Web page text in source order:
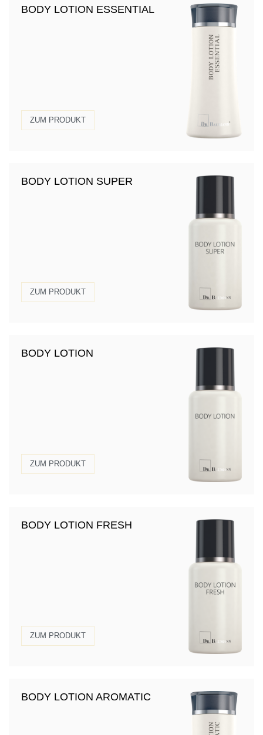
BODY LOTION ESSENTIAL
ZUM PRODUKT
BODY LOTION SUPER
ZUM PRODUKT
BODY LOTION
ZUM PRODUKT
BODY LOTION FRESH
ZUM PRODUKT
BODY LOTION AROMATIC